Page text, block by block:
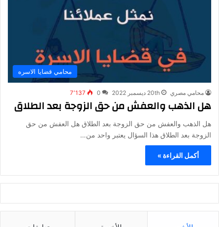
محامي قضايا الاسره
محامي مصري 20th ديسمبر 2022 0 7٬137
هل الذهب والعفش من حق الزوجة بعد الطلاق
هل الذهب والعفش من حق الزوجة بعد الطلاق هل العفش من حق
الزوجة بعد الطلاق هذا السؤال يعتبر واحد من…
أكمل القراءة »